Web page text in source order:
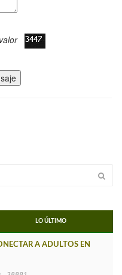
LO ÚLTIMO
A ADULTOS EN